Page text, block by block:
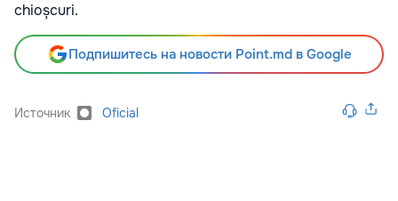
chioșcuri.
Подпишитесь на новости Point.md в Google
Источник Oficial